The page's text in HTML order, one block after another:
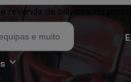
revenda de bilhetes. Os